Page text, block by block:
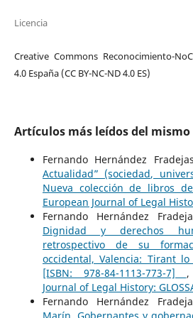
Licencia
Creative Commons Reconocimiento-
4.0 España (CC BY-NC-ND 4.0 ES)
Artículos más leídos del
Fernando Hernández
Actualidad” (sociedad,
Nueva colección de libros
European Journal of Legal
Fernando Hernández
Dignidad y derechos
retrospectivo de su
occidental, Valencia: Tirant
[ISBN: 978-84-1113-773-7]
Journal of Legal History:
Fernando Hernández